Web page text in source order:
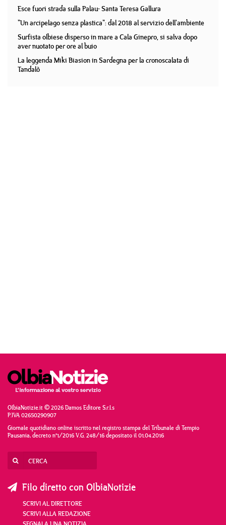
Esce fuori strada sulla Palau- Santa Teresa Gallura
"Un arcipelago senza plastica": dal 2018 al servizio dell'ambiente
Surfista olbiese disperso in mare a Cala Ginepro, si salva dopo
aver nuotato per ore al buio
La leggenda Miki Biasion in Sardegna per la cronoscalata di
Tandalò
OlbiaNotizie.it © 2026 Damos Editore S.r.l.s
P.IVA 02650290907
Giornale quotidiano online iscritto nel registro stampa del Tribunale di Tempio
Pausania, decreto n°1/2016 V.G. 248/16 depositato il 01.04.2016
Filo diretto con OlbiaNotizie
SCRIVI AL DIRETTORE
SCRIVI ALLA REDAZIONE